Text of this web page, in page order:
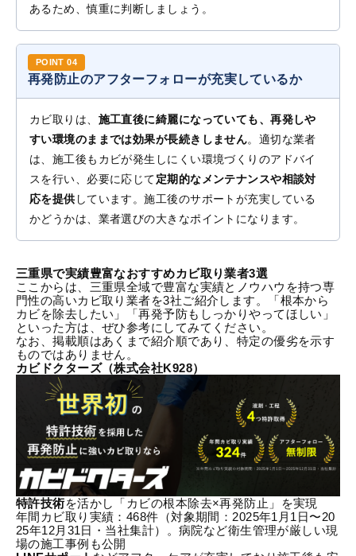
あるため、慎重に判断しましょう。
再発防止のアフターフォローが充実しているか
カビ取りは、 施工直後に綺麗になっていても、再発しや
すい環境のままでは効果が長続きしません。適切な業者
は、施工後もカビが発生しにくい環境づくりのアドバイ
スを行い、必要に応じて定期的なメンテナンスや相談対
応を提供しています。施工後のサポートが充実している
かどうかは、業者選びの大きなポイントになります。
三重県で実績豊富なおすすめカビ取り業者3選
ここからは、三重県全域で豊富な実績とノウハウを持つ専
門性の高いカビ取り業者を3社ご紹介します。「根本から
カビを除去したい」「再発予防もしっかりやってほしい」
といった方は、ぜひ参考にしてみてください。
なお、掲載順はあくまで紹介順であり、特定の優劣を示す
ものではありません。
カビドクターズ（株式会社K928）
特許技術を活かし「カビの根本除去×再発防止」を実現
年間カビ取り実績：468件（対象期間：2025年1月1日〜20
25年12月31日・当社集計）。病院など衛生管理が厳しい現
場の施工事例も公開